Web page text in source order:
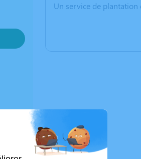
Un service de plantation